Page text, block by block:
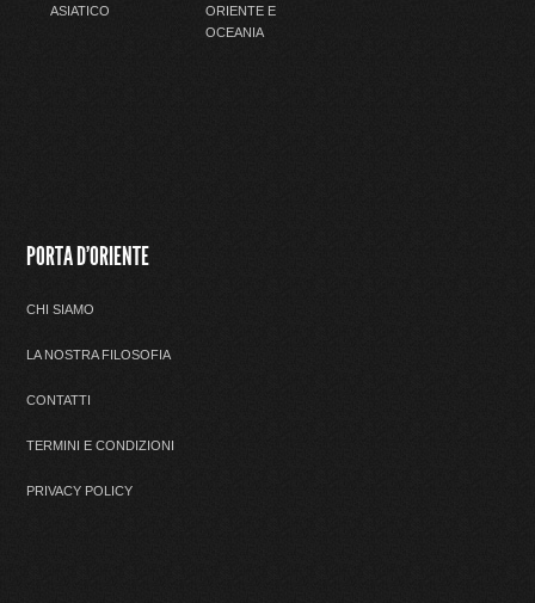
ASIATICO
ORIENTE E
OCEANIA
PORTA D'ORIENTE
CHI SIAMO
LA NOSTRA FILOSOFIA
CONTATTI
TERMINI E CONDIZIONI
PRIVACY POLICY